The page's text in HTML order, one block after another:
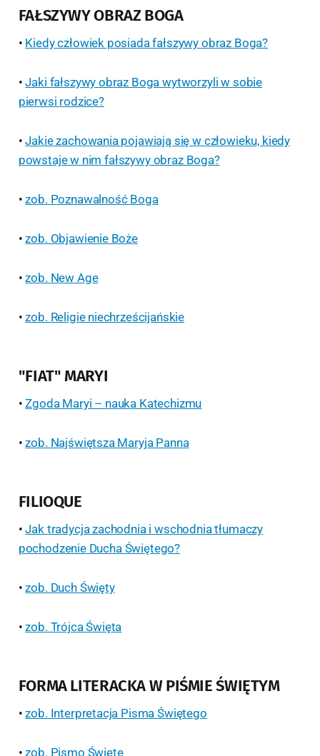
FAŁSZYWY OBRAZ BOGA
• Kiedy człowiek posiada fałszywy obraz Boga?
•Jaki fałszywy obraz Boga wytworzyli w sobie
pierwsi rodzice?
•Jakie zachowania pojawiają się w człowieku, kiedy
powstaje w nim fałszywy obraz Boga?
•zob. Poznawalność Boga
•zob. Objawienie Boże
•zob. New Age
•zob. Religie niechrześcijańskie
"FIAT" MARYI
•Zgoda Maryi – nauka Katechizmu
•zob. Najświętsza Maryja Panna
FILIOQUE
•Jak tradycja zachodnia i wschodnia tłumaczy
pochodzenie Ducha Świętego?
•zob. Duch Święty
•zob. Trójca Święta
FORMA LITERACKA W PIŚMIE ŚWIĘTYM
•zob. Interpretacja Pisma Świętego
•zob. Pismo Święte